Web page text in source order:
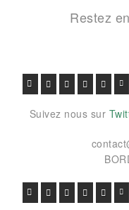
Restez
FACEBOOK
TWITTERGOOGLE+PINTEREST
VIADEO
Suivez nous sur
FACEBOOK
TWITTERGOOGLE+PINTEREST
VIADEO